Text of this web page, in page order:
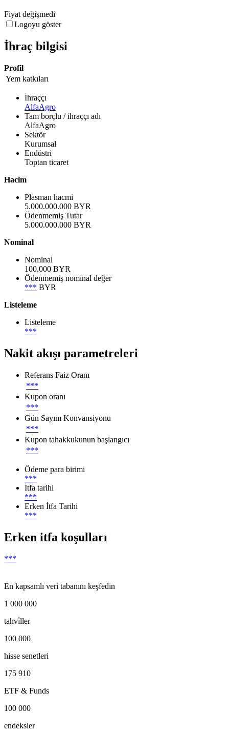
Fiyat değişmedi
Logoyu göster
İhraç bilgisi
Profil
Yem katkıları
İhraççı
AlfaAgro
Tam borçlu / ihraççı adı
AlfaAgro
Sektör
Kurumsal
Endüstri
Toptan ticaret
Hacim
Plasman hacmi
5.000.000.000 BYR
Ödenmemiş Tutar
5.000.000.000 BYR
Nominal
Nominal
100.000 BYR
Ödenmemiş nominal değer
*** BYR
Listeleme
Listeleme
***
Nakit akışı parametreleri
Referans Faiz Oranı
***
Kupon oranı
***
Gün Sayım Konvansiyonu
***
Kupon tahakkukunun başlangıcı
***
Ödeme para birimi
***
İtfa tarihi
***
Erken İtfa Tarihi
***
Erken itfa koşulları
***
En kapsamlı veri tabanını keşfedin
1 000 000
tahvi̇ller
100 000
hisse senetleri
175 910
ETF & Funds
100 000
endeksler